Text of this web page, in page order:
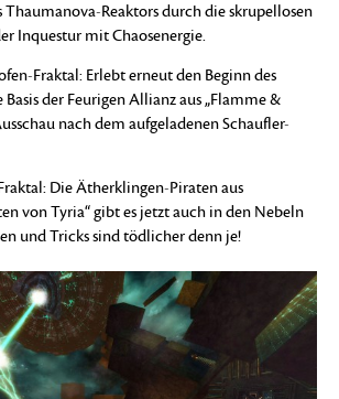
Thaumanova-Reaktors durch die skrupellosen
Inquestur mit Chaosenergie.
Fraktal: Erlebt erneut den Beginn des
der Feurigen Allianz aus „Flamme &
nach dem aufgeladenen Schaufler-
Die Ätherklingen-Piraten aus
von Tyria“ gibt es jetzt auch in den Nebeln
und Tricks sind tödlicher denn je!